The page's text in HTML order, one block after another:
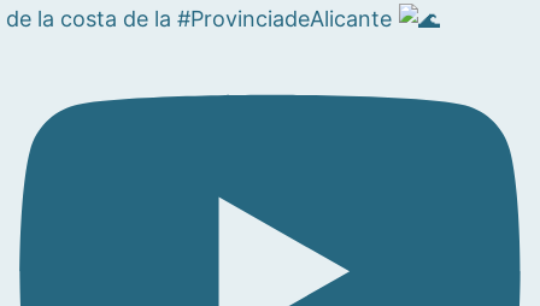
de la costa de la #ProvinciadeAlicante